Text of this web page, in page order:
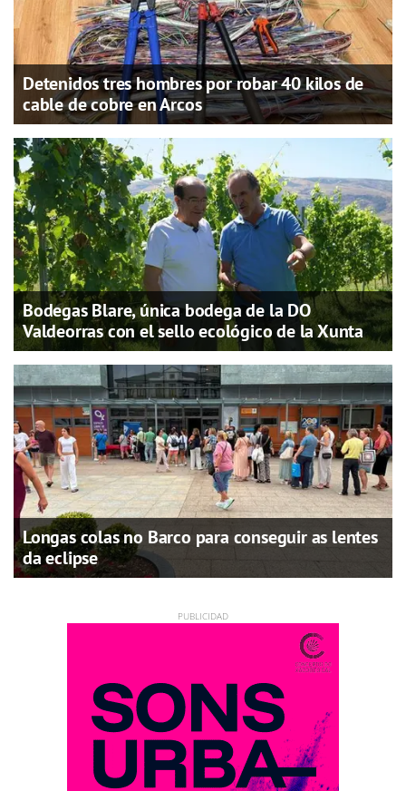
Detenidos tres hombres por robar 40 kilos de
cable de cobre en Arcos
Bodegas Blare, única bodega de la DO
Valdeorras con el sello ecológico de la Xunta
Longas colas no Barco para conseguir as lentes
da eclipse